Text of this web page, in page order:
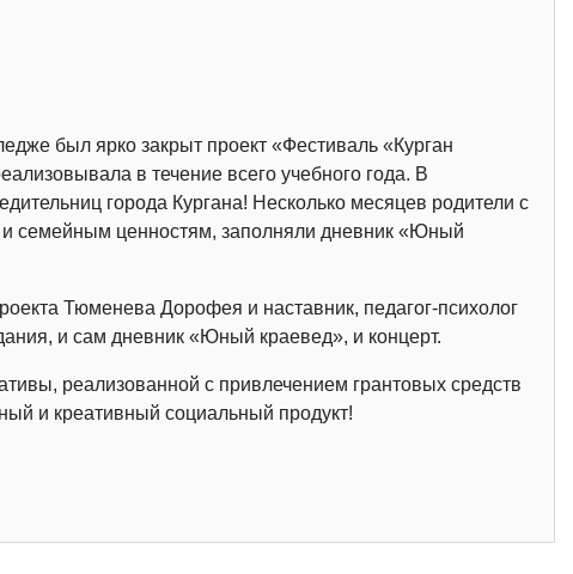
был ярко закрыт проект «Фестиваль «Курган
в течение всего учебного года. В
города Кургана! Несколько месяцев родители с
семейным ценностям, заполняли дневник «Юный
Тюменева Дорофея и наставник, педагог-психолог
и сам дневник «Юный краевед», и концерт.
реализованной с привлечением грантовых средств
и креативный социальный продукт!